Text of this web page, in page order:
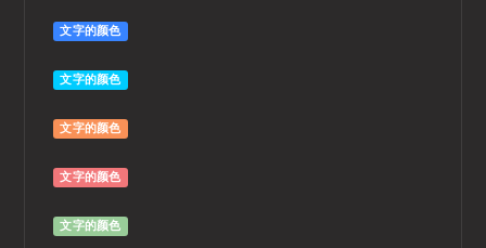
文字的颜色
文字的颜色
文字的颜色
文字的颜色
文字的颜色